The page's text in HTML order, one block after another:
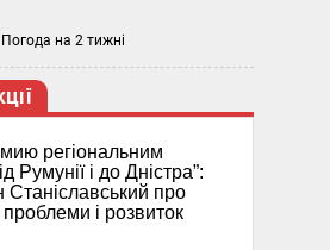
Погода на 2 тижні
регіональним
Румунії і до Дністра”:
Станіславський про
проблеми і розвиток